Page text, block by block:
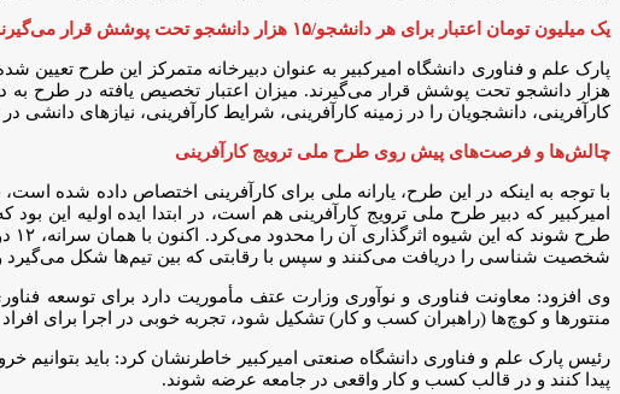
یک میلیون تومان اعتبار برای هر دانشجو/۱۵ هزار دانشجو تحت پوشش قرار می‌گیرند
هزار دانشجو تحت پوشش قرار می‌گیرند. میزان اعتبار تخصیص یافته در طرح به
کارآفرینی، دانشجویان را در زمینه کارآفرینی، شرایط کارآفرینی، نیازهای
چالش‌ها و فرصت‌های پیش روی طرح ملی ترویج کارآفرینی
با توجه به اینکه در این طرح، یارانه ملی برای کارآفرینی اختصاص داده شده
امیرکبیر که دبیر طرح ملی ترویج کارآفرینی هم است، در ابتدا ایده اولیه این
شخصیت شناسی را دریافت می‌کنند و سپس با رقابتی که بین تیم‌ها شکل
وی افزود: معاونت فناوری و نوآوری وزارت عتف مأموریت دارد برای توسعه
منتورها و کوچ‌ها (راهبران کسب و کار) تشکیل شود، تجربه خوبی در اجرا برای
رئیس پارک علم و فناوری دانشگاه صنعتی امیرکبیر خاطرنشان کرد: باید
پیدا کنند و در قالب کسب و کار واقعی در جامعه عرضه شوند.